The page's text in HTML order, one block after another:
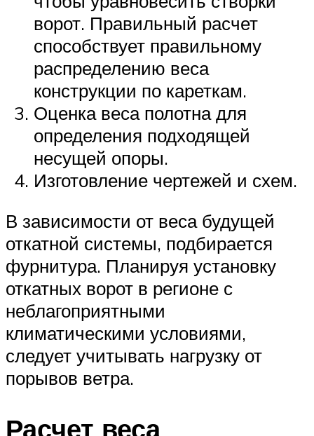
ворот. Правильный расчет
способствует правильному
распределению веса
конструкции по кареткам.
Оценка веса полотна для
определения подходящей
несущей опоры.
Изготовление чертежей и схем.
В зависимости от веса будущей
откатной системы, подбирается
фурнитура. Планируя установку
откатных ворот в регионе с
неблагоприятными
климатическими условиями,
следует учитывать нагрузку от
порывов ветра.
Расчет веса